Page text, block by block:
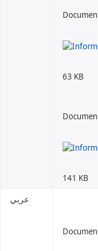
63 KB
141 KB
عربي